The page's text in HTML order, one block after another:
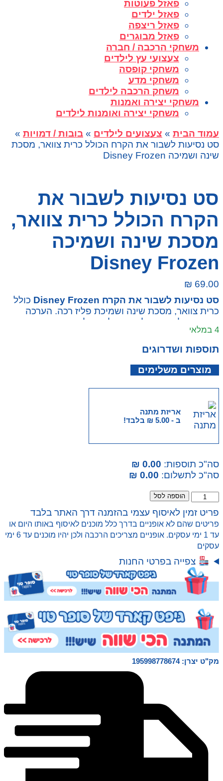
פאזל פעוטות
פאזל ילדים
פאזל ריצפה
פאזל מבוגרים
משחקי הרכבה / חברה
צעצועי עץ לילדים
משחקי קופסה
משחקי מדע
משחק הרכבה לילדים
משחקי יצירה ואמנות
משחקי יצירה ואומנות לילדים
עמוד הבית» צעצועים לילדים» בובות / דמויות»
סט נסיעות לשבור את הקרח הכולל כרית צוואר, מסכת
שינה ושמיכה Disney Frozen
סט נסיעות לשבור את
הקרח הכולל כרית צוואר,
מסכת שינה ושמיכה
Disney Frozen
₪ 69.00
סט נסיעות לשבור את הקרח Disney Frozen
כולל
כרית צוואר, מסכת שינה ושמיכת פליז רכה. הערכה
מתאימה לנסיעות, לטיסות, לרכב ולשימוש בבית,
ומאפשרת לילדים ליהנות מנוחות מקסימלית יחד עם
אנה, אלזה ואולף.
4 במלאי
תוספות ושדרוגים
מוצרים משלימים
אריזת מתנה
ב -
₪ 5.00 בלבד!
סה"כ תוספות: 0.00 ₪
סה"כ לתשלום: 0.00 ₪
כמות
סט
נסיעות
לשבור
את
הקרח
הכולל
כרית
צוואר,
שינה
ושמיכה
Disney
Frozen
הוספה לסל
פריט זמין לאיסוף עצמי בהזמנה דרך האתר בלבד
פריטים שהם לא אופניים בדרך כלל מוכנים לאיסוף באותו היום או
עד 1 ימי עסקים. אופניים מצריכים הרכבה ולכן יהיו מוכנים עד 6 ימי
עסקים
צפייה בפרטי החנות
מק"ט יצרן: 195998778674